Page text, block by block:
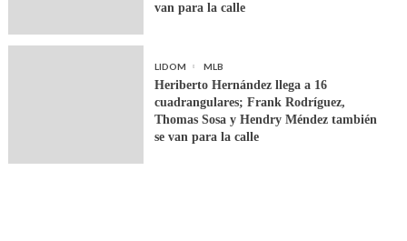
van para la calle
LIDOM MLB
Heriberto Hernández llega a 16
cuadrangulares; Frank Rodríguez,
Thomas Sosa y Hendry Méndez también
se van para la calle